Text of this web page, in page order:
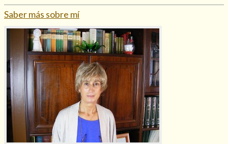
Saber más sobre mí